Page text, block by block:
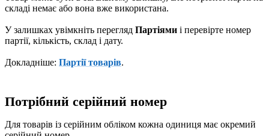
складі немає або вона вже використана.
У залишках увімкніть перегляд Партіями і перевірте номер
партії, кількість, склад і дату.
Докладніше: Партії товарів.
Потрібний серійний номер
Для товарів із серійним обліком кожна одиниця має окремий